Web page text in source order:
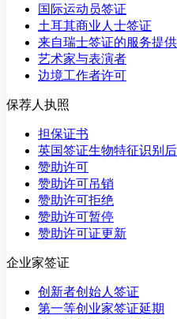
国际运动员签证
土耳其商业人士签证
来自瑞士签证的服务提
艺术家与表演者
边境工作者许可
保荐人执照
担保证书
英国签证生物特征识别
赞助许可
赞助许可吊销
赞助许可拒绝
赞助许可暂停
赞助许可证更新
企业家签证
创新者创始人签证
第一等创业家签证延期